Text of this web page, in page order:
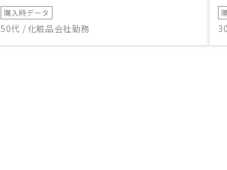
購入時データ
50代 / 化粧品会社勤務